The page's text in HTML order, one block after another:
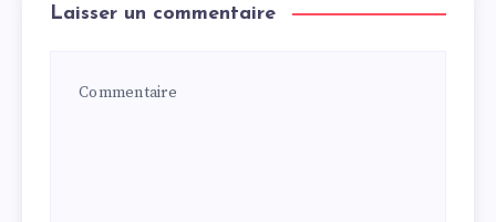
Laisser un commentaire